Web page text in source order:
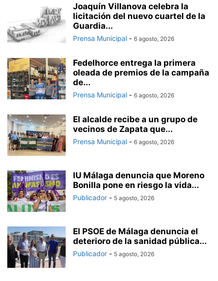
Joaquín Villanova celebra la
licitación del nuevo cuartel de la
Guardia...
Prensa Municipal - 6 agosto, 2026
Fedelhorce entrega la primera
oleada de premios de la campaña
de...
Prensa Municipal - 6 agosto, 2026
El alcalde recibe a un grupo de
vecinos de Zapata que...
Prensa Municipal - 6 agosto, 2026
IU Málaga denuncia que Moreno
Bonilla pone en riesgo la vida...
Publicador - 5 agosto, 2026
El PSOE de Málaga denuncia el
deterioro de la sanidad pública...
Publicador - 5 agosto, 2026